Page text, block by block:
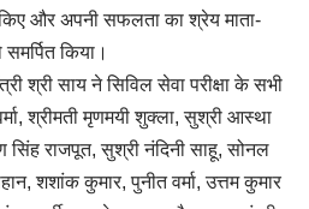
और अपनी सफलता का श्रेय माता-
किया।
श्री साय ने सिविल सेवा परीक्षा के सभी
श्रीमती मृणमयी शुक्ला, सुश्री आस्था
सिंह राजपूत, सुश्री नंदिनी साहू, सोनल
शशांक कुमार, पुनीत वर्मा, उत्तम कुमार